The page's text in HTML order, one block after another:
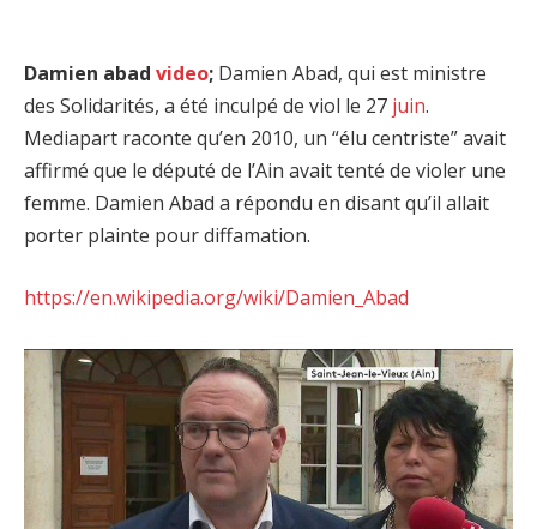
Damien abad video; Damien Abad, qui est ministre
des Solidarités, a été inculpé de viol le 27 juin.
Mediapart raconte qu’en 2010, un “élu centriste” avait
affirmé que le député de l’Ain avait tenté de violer une
femme. Damien Abad a répondu en disant qu’il allait
porter plainte pour diffamation.
https://en.wikipedia.org/wiki/Damien_Abad